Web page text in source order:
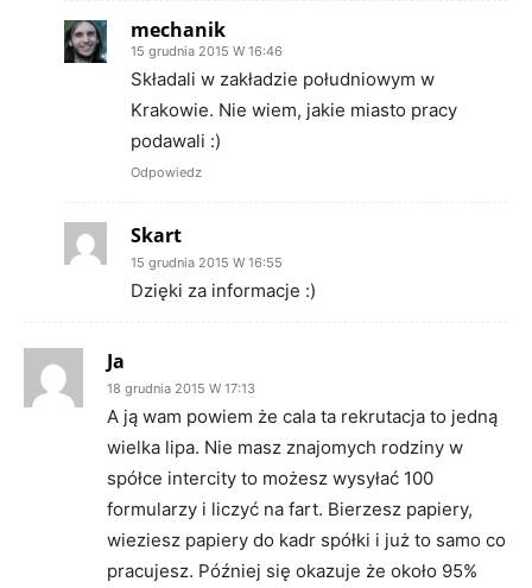
mechanik
15 grudnia 2015 W 16:46
Składali w zakładzie południowym w
Krakowie. Nie wiem, jakie miasto pracy
podawali :)
Odpowiedz
Skart
15 grudnia 2015 W 16:55
Dzięki za informacje :)
Ja
18 grudnia 2015 W 17:13
A ją wam powiem że cala ta rekrutacja to jedną
wielka lipa. Nie masz znajomych rodziny w
spółce intercity to możesz wysyłać 100
formularzy i liczyć na fart. Bierzesz papiery,
wieziesz papiery do kadr spółki i już to samo co
pracujesz. Później się okazuje że około 95%